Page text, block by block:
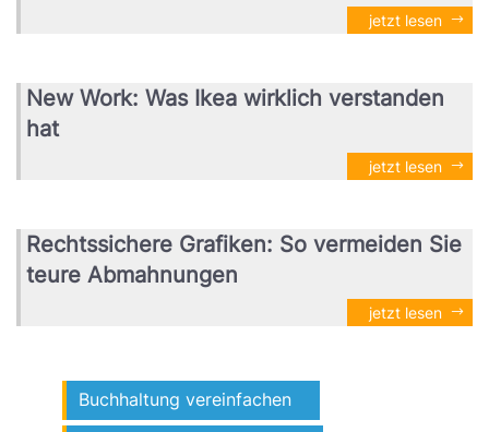
jetzt lesen
New Work: Was Ikea wirklich verstanden
hat
jetzt lesen
Rechtssichere Grafiken: So vermeiden Sie
teure Abmahnungen
jetzt lesen
Buchhaltung vereinfachen